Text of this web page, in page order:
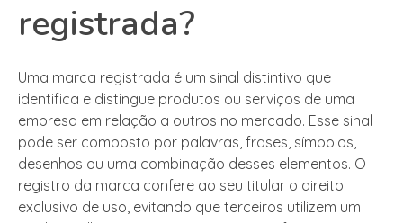
registrada?
Uma marca registrada é um sinal distintivo que
identifica e distingue produtos ou serviços de uma
empresa em relação a outros no mercado. Esse sinal
pode ser composto por palavras, frases, símbolos,
desenhos ou uma combinação desses elementos. O
registro da marca confere ao seu titular o direito
exclusivo de uso, evitando que terceiros utilizem um